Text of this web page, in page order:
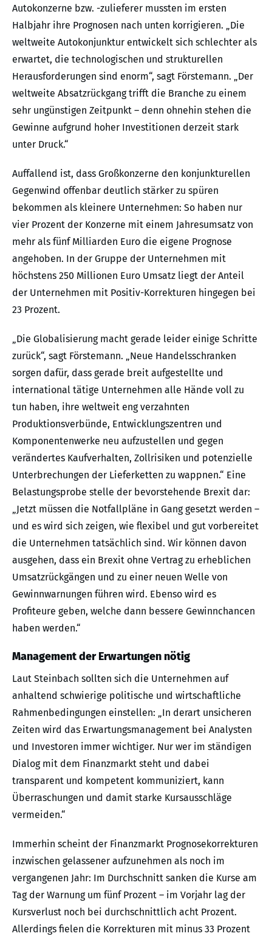
Autokonzerne bzw. -zulieferer mussten im ersten
Halbjahr ihre Prognosen nach unten korrigieren. „Die
weltweite Autokonjunktur entwickelt sich schlechter als
erwartet, die technologischen und strukturellen
Herausforderungen sind enorm“, sagt Förstemann. „Der
weltweite Absatzrückgang trifft die Branche zu einem
sehr ungünstigen Zeitpunkt – denn ohnehin stehen die
Gewinne aufgrund hoher Investitionen derzeit stark
unter Druck.“
Auffallend ist, dass Großkonzerne den konjunkturellen
Gegenwind offenbar deutlich stärker zu spüren
bekommen als kleinere Unternehmen: So haben nur
vier Prozent der Konzerne mit einem Jahresumsatz von
mehr als fünf Milliarden Euro die eigene Prognose
angehoben. In der Gruppe der Unternehmen mit
höchstens 250 Millionen Euro Umsatz liegt der Anteil
der Unternehmen mit Positiv-Korrekturen hingegen bei
23 Prozent.
„Die Globalisierung macht gerade leider einige Schritte
zurück“, sagt Förstemann. „Neue Handelsschranken
sorgen dafür, dass gerade breit aufgestellte und
international tätige Unternehmen alle Hände voll zu
tun haben, ihre weltweit eng verzahnten
Produktionsverbünde, Entwicklungszentren und
Komponentenwerke neu aufzustellen und gegen
verändertes Kaufverhalten, Zollrisiken und potenzielle
Unterbrechungen der Lieferketten zu wappnen.“ Eine
Belastungsprobe stelle der bevorstehende Brexit dar:
„Jetzt müssen die Notfallpläne in Gang gesetzt werden –
und es wird sich zeigen, wie flexibel und gut vorbereitet
die Unternehmen tatsächlich sind. Wir können davon
ausgehen, dass ein Brexit ohne Vertrag zu erheblichen
Umsatzrückgängen und zu einer neuen Welle von
Gewinnwarnungen führen wird. Ebenso wird es
Profiteure geben, welche dann bessere Gewinnchancen
haben werden.“
Management der Erwartungen nötig
Laut Steinbach sollten sich die Unternehmen auf
anhaltend schwierige politische und wirtschaftliche
Rahmenbedingungen einstellen: „In derart unsicheren
Zeiten wird das Erwartungsmanagement bei Analysten
und Investoren immer wichtiger. Nur wer im ständigen
Dialog mit dem Finanzmarkt steht und dabei
transparent und kompetent kommuniziert, kann
Überraschungen und damit starke Kursausschläge
vermeiden.“
Immerhin scheint der Finanzmarkt Prognosekorrekturen
inzwischen gelassener aufzunehmen als noch im
vergangenen Jahr: Im Durchschnitt sanken die Kurse am
Tag der Warnung um fünf Prozent – im Vorjahr lag der
Kursverlust noch bei durchschnittlich acht Prozent.
Allerdings fielen die Korrekturen mit minus 33 Prozent